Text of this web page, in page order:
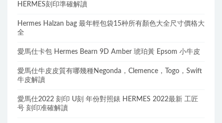
HERMES刻印準確解讀
Hermes Halzan bag 最年輕包袋15种所有顏色大全尺寸價格大
全
愛馬仕卡包 Hermes Bearn 9D Amber 琥珀黃 Epsom 小牛皮
愛馬仕牛皮皮質有哪幾種Negonda，Clemence，Togo，Swift
牛皮解讀
愛馬仕2022 刻印 U刻 年份對照錶 HERMES 2022最新 工匠
号 刻印准確解讀